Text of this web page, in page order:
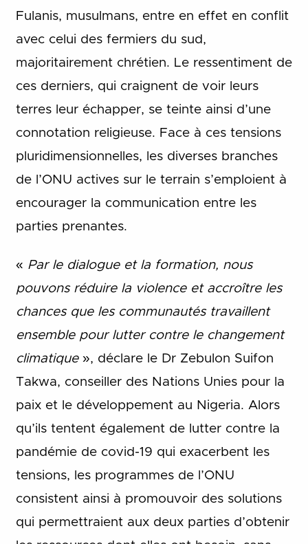
Fulanis, musulmans, entre en effet en conflit
avec celui des fermiers du sud,
majoritairement chrétien. Le ressentiment de
ces derniers, qui craignent de voir leurs
terres leur échapper, se teinte ainsi d’une
connotation religieuse. Face à ces tensions
pluridimensionnelles, les diverses branches
de l’ONU actives sur le terrain s’emploient à
encourager la communication entre les
parties prenantes.
« Par le dialogue et la formation, nous
pouvons réduire la violence et accroître les
chances que les communautés travaillent
ensemble pour lutter contre le changement
climatique », déclare le Dr Zebulon Suifon
Takwa, conseiller des Nations Unies pour la
paix et le développement au Nigeria. Alors
qu’ils tentent également de lutter contre la
pandémie de covid-19 qui exacerbent les
tensions, les programmes de l’ONU
consistent ainsi à promouvoir des solutions
qui permettraient aux deux parties d’obtenir